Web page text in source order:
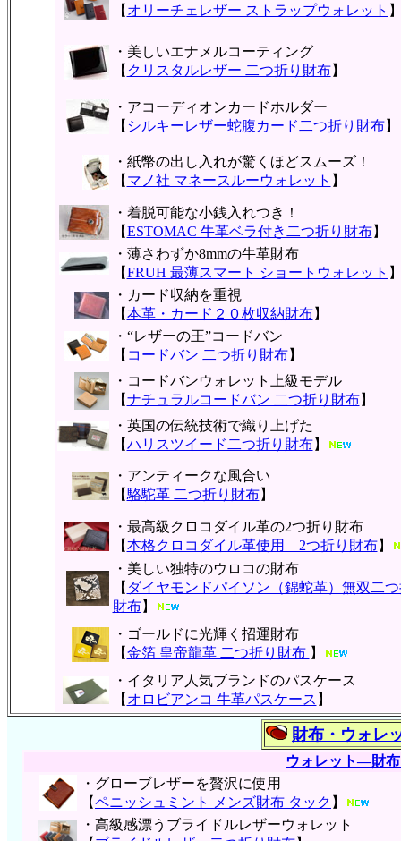
【 オリーチェレザー ストラップウォレット
・美しいエナメルコーティング
【 クリスタルレザー 二つ折り財布】
・アコーディオンカードホルダー
【 シルキーレザー蛇腹カード二つ折り財布】
・紙幣の出し入れが驚くほどスムーズ！
【 マノ社 マネースルーウォレット 】
・着脱可能な小銭入れつき！
【ESTOMAC 牛革ベラ付き二つ折り財布】
・薄さわずか8mmの牛革財布
【FRUH 最薄スマート ショートウォレット
・カード収納を重視
【本革・カード２０枚収納財布】
・“レザーの王”コードバン
【 コードバン 二つ折り財布】
・コードバンウォレット上級モデル
【ナチュラルコードバン 二つ折り財布】
・英国の伝統技術で織り上げた
【ハリスツイード二つ折り財布】
・アンティークな風合い
【駱駝革 二つ折り財布】
・最高級クロコダイル革の2つ折り財布
【本格クロコダイル革使用 2つ折り財布】
・美しい独特のウロコの財布
【 ダイヤモンドパイソン（錦蛇革）無双二
財布】
・ゴールドに光輝く招運財布
【金箔 皇帝龍革 二つ折り財布 】
・イタリア人気ブランドのパスケース
【 オロビアンコ 牛革パスケース 】
財布・ウォレ
ウォレット―財
・グローブレザーを贅沢に使用
【ペニッシュミント メンズ財布 タック 】
・高級感漂うブライドルレザーウォレット